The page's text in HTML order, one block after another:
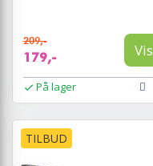
209,-
179,- Vis
På lager
TILBUD